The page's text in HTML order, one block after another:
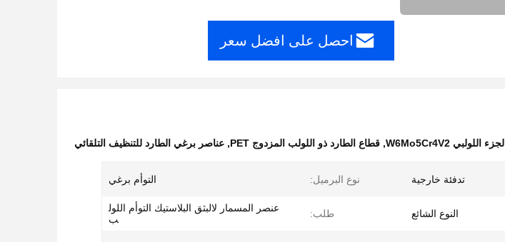
احصل على افضل سعر
الجزء اللولبي W6Mo5Cr4V2 , قطاع الطارد ذو اللولب المزدوج PET , عناصر برغي الطارد للتنظيف التلقائي
تدفئة خارجية نوع البرميل: التوأم برغي
النوع الشائع طلب:
عنصر المسمار لالبثق البلاستيك التوأم اللول
ب